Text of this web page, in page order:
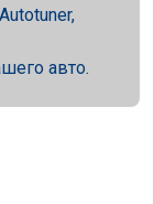
авто.